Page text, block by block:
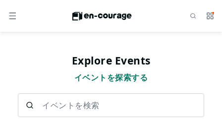
メニュー サ
Explore Events
イベントを探索する